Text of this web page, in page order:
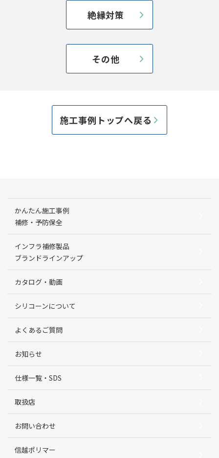
絶縁対策
その他
施工事例トップへ戻る
かんたん施工事例
補修・予防保全
インフラ補修製品
ブランドラインアップ
カタログ・動画
シリコーンについて
よくあるご質問
お知らせ
仕様一覧・SDS
取扱店
お問い合わせ
信越ポリマー